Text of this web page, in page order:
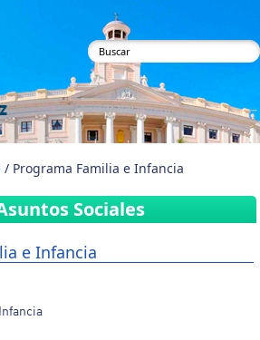
Formulario de
búsqueda
/ Programa Familia e Infancia
Sociales
e Infancia